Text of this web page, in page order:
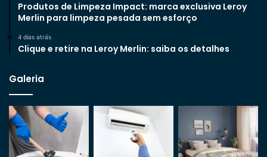
Produtos de Limpeza Impact: marca exclusiva Leroy
Merlin para limpeza pesada sem esforço
4 dias atrás
Clique e retire na Leroy Merlin: saiba os detalhes
Galeria